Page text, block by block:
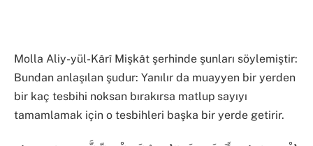
Molla Aliy-yül-Kârî Mişkât şerhinde şunları söylemiştir:
Bundan anlaşılan şudur: Yanılır da muayyen bir yerden
bir kaç tesbihi noksan bırakırsa matlup sayıyı
tamamlamak için o tesbihleri başka bir yerde getirir.